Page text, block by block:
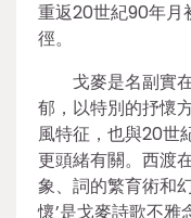
重返20世紀90年月
徑。
戈麥是名副實
郁，以特別的抒懷
風特征，也與20世
更頭緒有關。西渡
象、詞的繁育術和
懷’是戈麥詩歌不